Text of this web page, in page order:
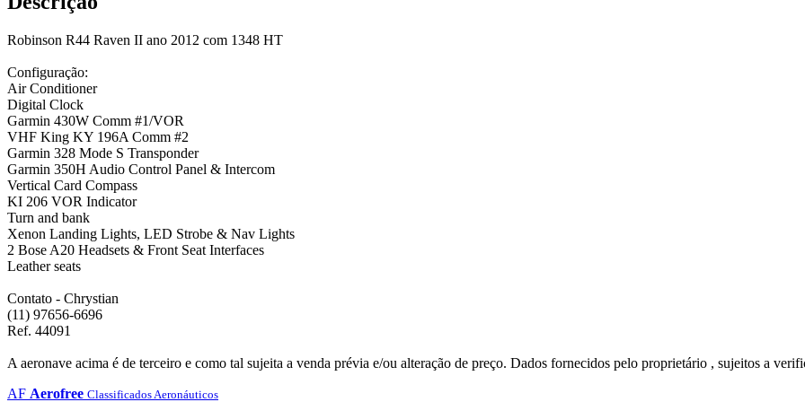
Robinson R44 Raven II ano 2012 com 1348 HT
Configuração:
Air Conditioner
Digital Clock
Garmin 430W Comm #1/VOR
VHF King KY 196A Comm #2
Garmin 328 Mode S Transponder
Garmin 350H Audio Control Panel & Intercom
Vertical Card Compass
KI 206 VOR Indicator
Turn and bank
Xenon Landing Lights, LED Strobe & Nav Lights
2 Bose A20 Headsets & Front Seat Interfaces
Leather seats
Contato - Chrystian
(11) 97656-6696
Ref. 44091
A aeronave acima é de terceiro e como tal sujeita a venda prévia e/ou alteração de preço. Dados fornecidos pelo proprietário , sujeitos a
AF Aerofree Classificados Aeronáuticos